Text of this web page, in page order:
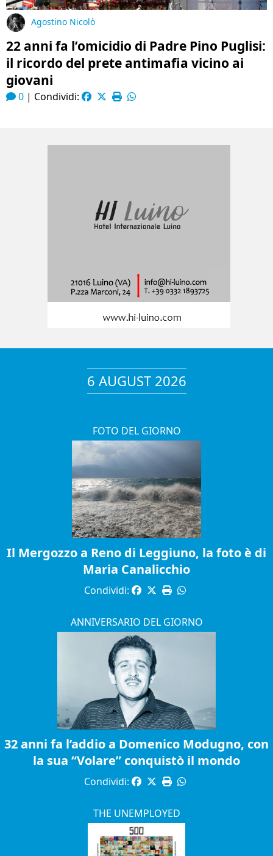
Agostino Nicolò
22 anni fa l’omicidio di Padre Pino Puglisi:
il ricordo del prete antimafia vicino ai
giovani
0 | Condividi:
6 AUGUST 2026
FOTO DEL GIORNO
Il Mergozzo a Reno di Leggiuno, la foto è di
Maria Canalicchio
Condividi:
ANNIVERSARIO DEL GIORNO
32 anni fa l’addio a Domenico Modugno, con
la sua “Volare” conquistò il mondo
Condividi:
THE UNEMPLOYED